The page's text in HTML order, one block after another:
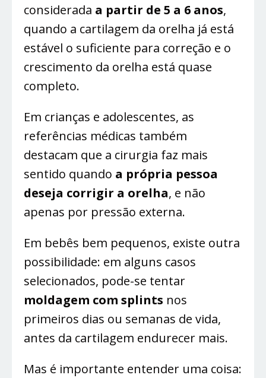
considerada a partir de 5 a 6 anos,
quando a cartilagem da orelha já está
estável o suficiente para correção e o
crescimento da orelha está quase
completo.
Em crianças e adolescentes, as
referências médicas também
destacam que a cirurgia faz mais
sentido quando a própria pessoa
deseja corrigir a orelha, e não
apenas por pressão externa.
Em bebês bem pequenos, existe outra
possibilidade: em alguns casos
selecionados, pode-se tentar
moldagem com splints nos
primeiros dias ou semanas de vida,
antes da cartilagem endurecer mais.
Mas é importante entender uma coisa: